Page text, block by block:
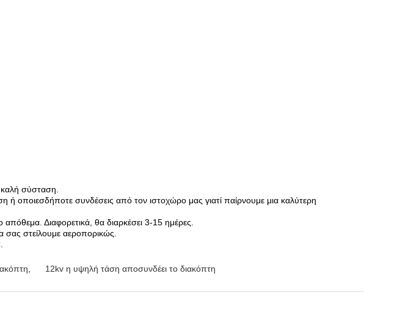
καλή σύσταση.
οποιεσδήποτε συνδέσεις από τον ιστοχώρο μας γιατί παίρνουμε μια καλύτερη
Διαφορετικά, θα διαρκέσει 3-15 ημέρες.
στείλουμε αεροπορικώς.
12kv η υψηλή τάση αποσυνδέει το διακόπτη